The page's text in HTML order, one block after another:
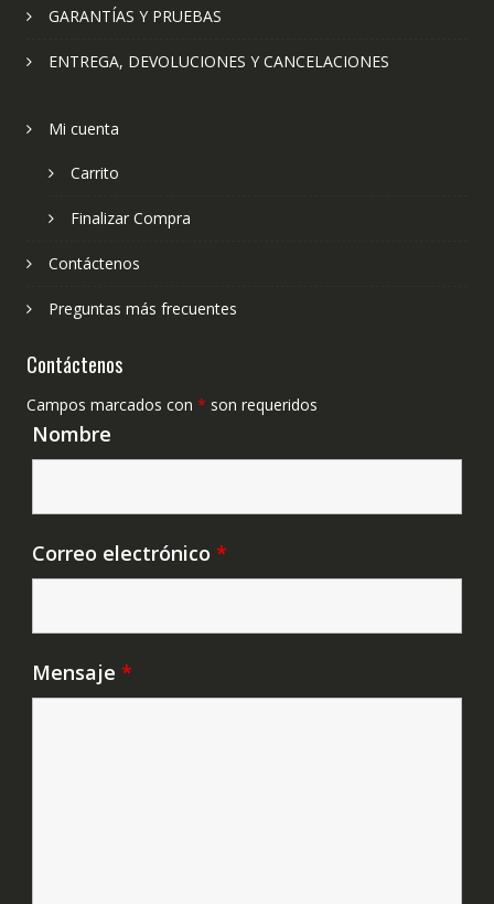
GARANTÍAS Y PRUEBAS
ENTREGA, DEVOLUCIONES Y CANCELACIONES
Mi cuenta
Carrito
Finalizar Compra
Contáctenos
Preguntas más frecuentes
Contáctenos
Campos marcados con * son requeridos
Nombre
Correo electrónico *
Mensaje *